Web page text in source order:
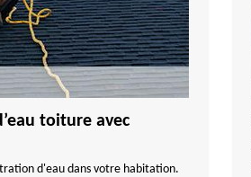
toiture avec
d'eau dans votre habitation.